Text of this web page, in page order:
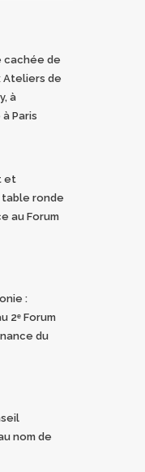
cachée de
Ateliers de
à
Paris
et
ronde
au Forum
:
2ᵉ Forum
du
nom de